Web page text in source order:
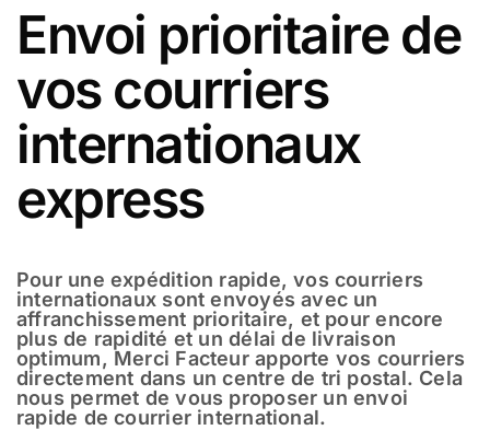
Envoi prioritaire de
vos courriers
internationaux
express
Pour une expédition rapide, vos courriers
internationaux sont envoyés avec un
affranchissement prioritaire, et pour encore
plus de rapidité et un délai de livraison
optimum, Merci Facteur apporte vos courriers
directement dans un centre de tri postal. Cela
nous permet de vous proposer un envoi
rapide de courrier international.